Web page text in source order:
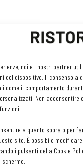
noi e i nostri partner
del dispositivo. Il consenso
come il comportamento
Non
a quanto sopra o per
sito. È possibile
i pulsanti della Cookie
fondo perduto per le
che è
di pandemia.
novità normative",